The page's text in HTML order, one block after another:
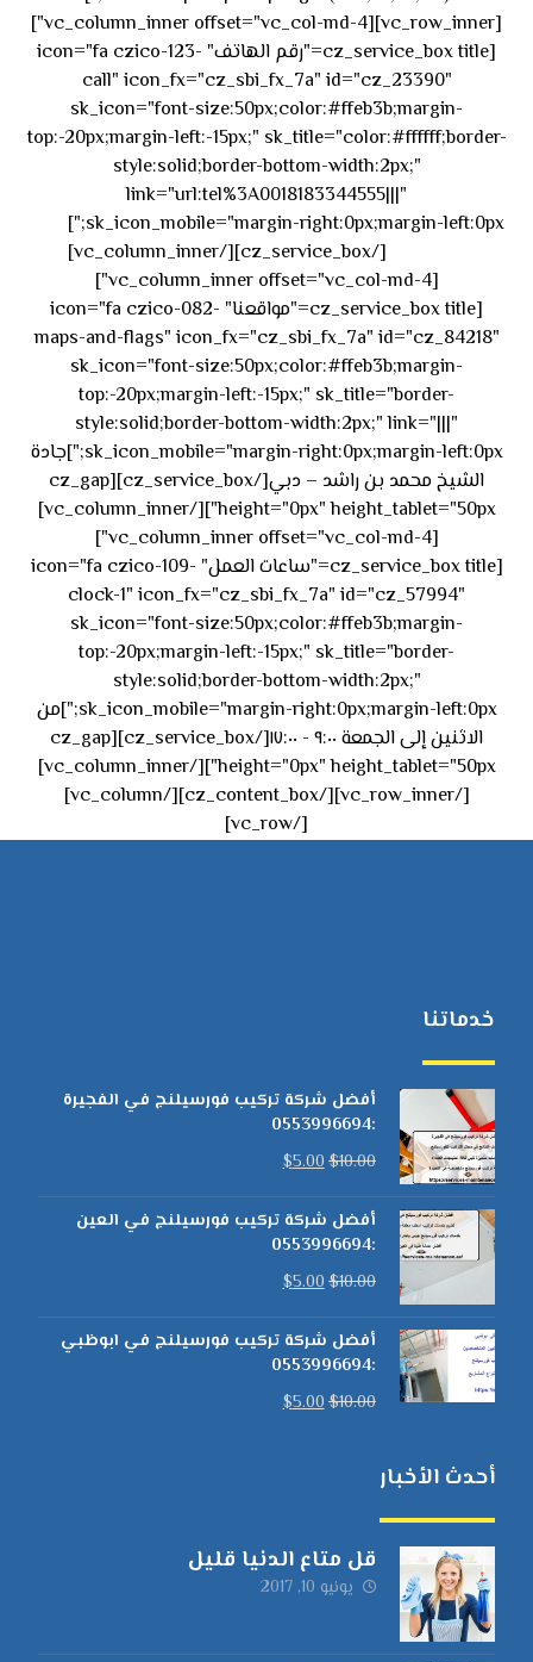
[vc_row_inner][vc_column_inner offset="vc_col-md-4"]
[cz_service_box title="رقم الهاتف" icon="fa czico-123-
call" icon_fx="cz_sbi_fx_7a" id="cz_23390"
sk_icon="font-size:50px;color:#ffeb3b;margin-
top:-20px;margin-left:-15px;" sk_title="color:#ffffff;border-
style:solid;border-bottom-width:2px;"
link="url:tel%3A0018183344555|||"
sk_icon_mobile="margin-right:0px;margin-left:0px;"]
[/cz_service_box][/vc_column_inner]
[vc_column_inner offset="vc_col-md-4"]
[cz_service_box title="مواقعنا" icon="fa czico-082-
maps-and-flags" icon_fx="cz_sbi_fx_7a" id="cz_84218"
sk_icon="font-size:50px;color:#ffeb3b;margin-
top:-20px;margin-left:-15px;" sk_title="border-
style:solid;border-bottom-width:2px;" link="|||"
sk_icon_mobile="margin-right:0px;margin-left:0px;"]جادة
الشيخ محمد بن راشد – دبي[/cz_service_box][cz_gap
height="0px" height_tablet="50px"][/vc_column_inner]
[vc_column_inner offset="vc_col-md-4"]
[cz_service_box title="ساعات العمل" icon="fa czico-109-
clock-1" icon_fx="cz_sbi_fx_7a" id="cz_57994"
sk_icon="font-size:50px;color:#ffeb3b;margin-
top:-20px;margin-left:-15px;" sk_title="border-
style:solid;border-bottom-width:2px;"
sk_icon_mobile="margin-right:0px;margin-left:0px;"]من
الاثنين إلى الجمعة ٩:٠٠ - ١٧:٠٠[/cz_service_box][cz_gap
height="0px" height_tablet="50px"][/vc_column_inner]
[/vc_row_inner][/cz_content_box][/vc_column]
[/vc_row]
خدماتنا
أفضل شركة تركيب فورسيلنج في الفجيرة
:0553996694
$10.00
$5.00
أفضل شركة تركيب فورسيلنج في العين
:0553996694
$10.00
$5.00
أفضل شركة تركيب فورسيلنج في ابوظبي
:0553996694
$10.00
$5.00
أحدث الأخبار
قل متاع الدنيا قليل
يونيو 10, 2017